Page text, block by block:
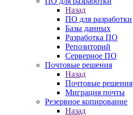
Назад
ПО для разработки
Базы данных
Разработка ПО
Репозиторий
Серверное ПО
Почтовые решения
Назад
Почтовые решения
Миграция почты
Резервное копирование
Назад